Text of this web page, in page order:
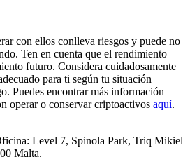
con ellos conlleva riesgos y puede no
Ten en cuenta que el rendimiento
futuro. Considera cuidadosamente
para ti según tu situación
Puedes encontrar más información
operar o conservar criptoactivos aquí.
Level 7, Spinola Park, Triq Mikiel
Malta.